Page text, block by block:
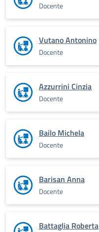
Docente
Vutano Antonino
Docente
Azzurrini Cinzia
Docente
Bailo Michela
Docente
Barisan Anna
Docente
Battaglia Roberta